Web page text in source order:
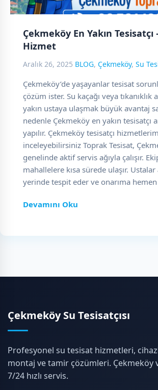
Çekmeköy En Yakın Tesisatçı
Hizmet
Aralık 26, 2025 BLOG, Çekmeköy, Su
Çekmeköy’de yaşayanlar tesisat
çözüm ister. Su kaçağı veya tıkanıklık
yakın ustaya ulaşmak büyük avantaj
nedenle Çekmeköy en yakın tesisatçı
yapılır. Çekmeköy tesisatçı
inceleyebilirsiniz Toprak Tesisat,
genelinde aktif servis ağıyla çalışır.
mahallelere kısa sürede ulaşır. Ustalar
yerinde tespit eder ve onarıma
Devamını Oku
Çekmeköy Su Tesisatçısı
Profesyonel su tesisat hizmetleri,
montaj ve tamir çözümleri. Çekmeköy
7/24 hızlı servis.